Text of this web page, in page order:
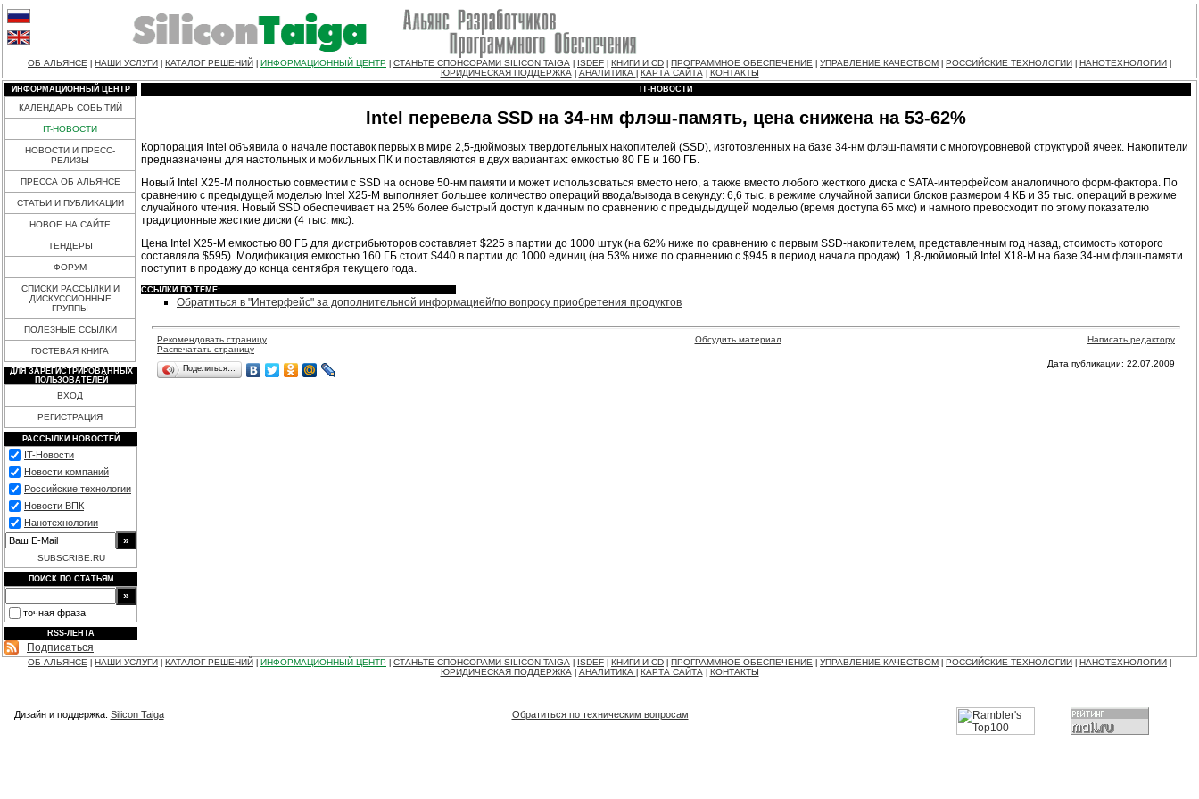
ОБ АЛЬЯНСЕ НАШИ УСЛУГИ КАТАЛОГ РЕШЕНИЙ ИНФОРМАЦИОННЫЙ ЦЕНТР СТАНЬТЕ СПОНСОРАМИ SILICON TAIGA ISDEF КНИГИ И CD ПРОГРАММНОЕ ОБЕСПЕЧЕНИЕ УПРАВЛЕНИЕ КАЧЕСТВОМ РОССИЙСКИЕ ТЕХНОЛОГИИ НАНОТЕХНОЛОГИИ
ЮРИДИЧЕСКАЯ ПОДДЕРЖКА| АНАЛИТИКА КАРТА САЙТА| КОНТАКТЫ
ИНФОРМАЦИОННЫЙ ЦЕНТР
КАЛЕНДАРЬ СОБЫТИЙ
IT-НОВОСТИ
НОВОСТИ И ПРЕСС-
РЕЛИЗЫ
ПРЕССА ОБ АЛЬЯНСЕ
СТАТЬИ И ПУБЛИКАЦИИ
НОВОЕ НА САЙТЕ
ТЕНДЕРЫ
ФОРУМ
СПИСКИ РАССЫЛКИ И
ДИСКУССИОННЫЕ
ГРУППЫ
ПОЛЕЗНЫЕ ССЫЛКИ
ГОСТЕВАЯ КНИГА
ДЛЯ ЗАРЕГИСТРИРОВАННЫХ
ПОЛЬЗОВАТЕЛЕЙ
ВХОД
РЕГИСТРАЦИЯ
РАССЫЛКИ НОВОСТЕЙ
IT-Новости
Новости компаний
Российские технологии
Новости ВПК
Нанотехнологии
SUBSCRIBE.RU
ПОИСК ПО СТАТЬЯМ
точная фраза
RSS-ЛЕНТА
Подписаться
IT-НОВОСТИ
Intel перевела SSD на 34-нм флэш-память, цена снижена на 53-62%
Корпорация Intel объявила о начале поставок первых в мире 2,5-дюймовых твердотельных накопителей (SSD), изготовленных на базе 34-нм флэш-памяти с многоуровневой структурой ячеек. Накопители
предназначены для настольных и мобильных ПК и поставляются в двух вариантах: емкостью 80 ГБ и 160 ГБ.
Новый Intel X25-M полностью совместим с SSD на основе 50-нм памяти и может использоваться вместо него, а также вместо любого жесткого диска с SATA-интерфейсом аналогичного форм-фактора. По
сравнению с предыдущей моделью Intel X25-M выполняет большее количество операций ввода/вывода в секунду: 6,6 тыс. в режиме случайной записи блоков размером 4 КБ и 35 тыс. операций в режиме
случайного чтения. Новый SSD обеспечивает на 25% более быстрый доступ к данным по сравнению с предыдыдущей моделью (время доступа 65 мкс) и намного превосходит по этому показателю
традиционные жесткие диски (4 тыс. мкс).
Цена Intel X25-M емкостью 80 ГБ для дистрибьюторов составляет $225 в партии до 1000 штук (на 62% ниже по сравнению с первым SSD-накопителем, представленным год назад, стоимость которого
составляла $595). Модификация емкостью 160 ГБ стоит $440 в партии до 1000 единиц (на 53% ниже по сравнению с $945 в период начала продаж). 1,8-дюймовый Intel X18-M на базе 34-нм флэш-памяти
поступит в продажу до конца сентября текущего года.
ССЫЛКИ ПО ТЕМЕ:
Обратиться в "Интерфейс" за дополнительной информацией/по вопросу приобретения продуктов
Рекомендовать страницу Обсудить материал
Написать редактору
Распечатать страницу
Поделиться… Дата публикации: 22.07.2009
ОБ АЛЬЯНСЕ НАШИ УСЛУГИ КАТАЛОГ РЕШЕНИЙ ИНФОРМАЦИОННЫЙ ЦЕНТР СТАНЬТЕ СПОНСОРАМИ SILICON TAIGA ISDEF КНИГИ И CD ПРОГРАММНОЕ ОБЕСПЕЧЕНИЕ УПРАВЛЕНИЕ КАЧЕСТВОМ РОССИЙСКИЕ ТЕХНОЛОГИИ НАНОТЕХНОЛОГИИ
ЮРИДИЧЕСКАЯ ПОДДЕРЖКА| АНАЛИТИКА КАРТА САЙТА| КОНТАКТЫ
Дизайн и поддержка: Silicon Taiga Обратиться по техническим вопросам